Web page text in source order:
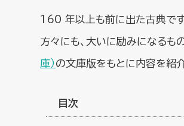
160 年以上も前に出た古典です
方々にも、大いに励みになるも
庫） の文庫版をもとに内容を紹介
目次